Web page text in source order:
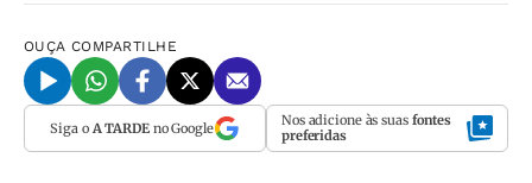
OUÇA COMPARTILHE
Siga o A TARDEno Google Nos adicione às suas fontes
preferidas